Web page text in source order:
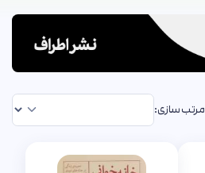
مرتب سازی: